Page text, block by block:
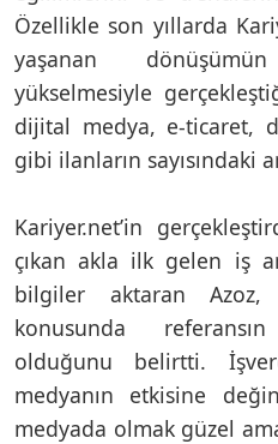
Özellikle son yıllarda
yaşanan
yükselmesiyle
dijital medya, e-ticaret,
gibi ilanların sayısındaki
Kariyer.net’in
çıkan akla ilk gelen iş
bilgiler aktaran
konusunda
olduğunu belirtti.
medyanın etkisine
medyada olmak güzel